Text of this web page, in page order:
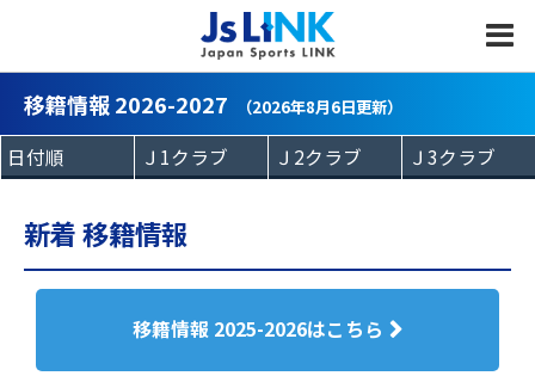
移籍情報 2026-2027 （2026年8月6日更新）
新着 移籍情報
移籍情報 2025-2026はこちら